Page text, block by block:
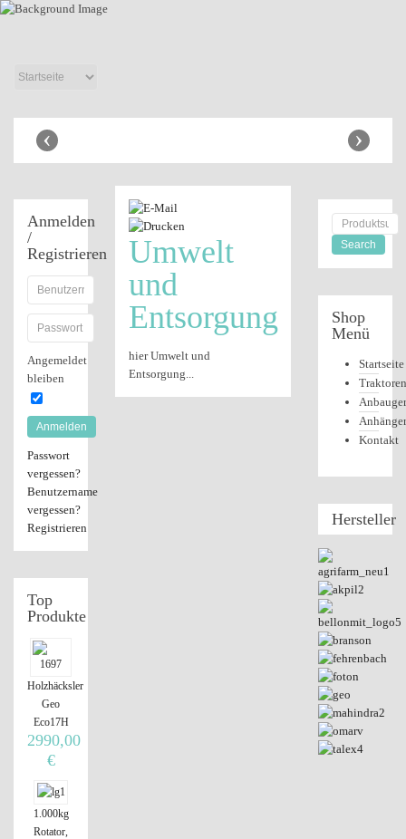
Shop
›
‹
Umwelt
und
Entsorgung
hier Umwelt und
Entsorgung...
Anmelden
/
Registrieren
Angemeldet
bleiben
Anmelden
Passwort
vergessen?
Benutzername
vergessen?
Registrieren
Top
Produkte
Holzhäcksler
Geo
Eco17H
2990,00
€
1.000kg
Rotator,
Shop
Menü
Startseite
Traktoren
Anhänger
Kontakt
Hersteller